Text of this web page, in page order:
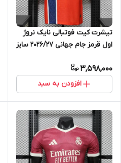
تیشرت کیت فوتبالی نایک نروژ
اول قرمز جام جهانی 2026/27 سایز
3,598,000
افزودن به سبد